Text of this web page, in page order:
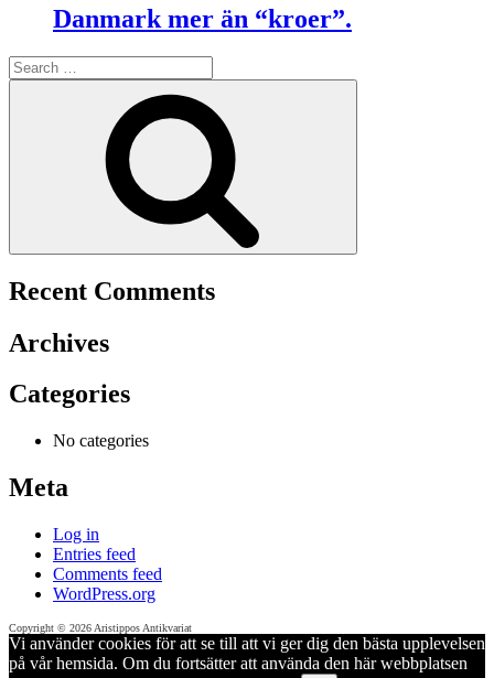
Danmark mer än “kroer”.
Search
for:
Recent Comments
Archives
Categories
No categories
Meta
Log in
Entries feed
Comments feed
WordPress.org
Copyright © 2026 Aristippos Antikvariat
Vi använder cookies för att se till att vi ger dig den bästa upplevelsen
på vår hemsida. Om du fortsätter att använda den här webbplatsen